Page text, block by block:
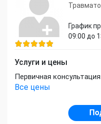
График
09:00 до
Услуги и цены
Первичная
Все цены